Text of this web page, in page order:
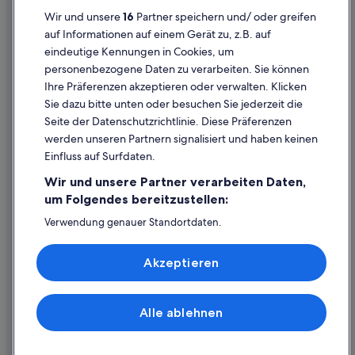
Lodges in Mettmach
Schlösser in Mettmach
Neuhofen im Innkreis Hotels
Lodges in Neuhofen im Innkreis
Motels in Neuhofen im Innkreis
Private Ferienhäuser in Neuhofen im Innkreis
Pramet Hotels
Hostels in Redleiten
Motels in Redleiten
Ferienwohnungen in Ried im Innkreis
B&B in Ried im Innkreis
Cottages in Ried im Innkreis
Rechtliche Hinweise/Kontakt
Inhaltsrichtlinien und Melden von Inhalten
Hilfe
Hilfe
Rückerstattungsprozess und Zeitrahmen
Buchen Sie einen Flug mit einer Gutschrift bei der Fluggesellschaft
Internationale Reisedokumente
© 2026 Expedia, Inc., ein Unternehmen der Expedia Group. Alle Rechte
vorbehalten. Expedia und das Expedia-Logo sind Handelsmarken oder
Wir und unsere16 Partner speichern und/ oder greifen
auf Informationen auf einem Gerät zu, z.B. auf
eindeutige Kennungen in Cookies, um
personenbezogene Daten zu verarbeiten. Sie können
Ihre Präferenzen akzeptieren oder verwalten. Klicken
Sie dazu bitte unten oder besuchen Sie jederzeit die
Seite der Datenschutzrichtlinie. Diese Präferenzen
werden unseren Partnern signalisiert und haben keinen
Einfluss auf Surfdaten.
Wir und unsere Partner verarbeiten Daten,
um Folgendes bereitzustellen:
Verwendung genauer Standortdaten.
Speichern von oder Zugriff auf Informationen auf einem
Endgerät. Personalisierte Werbung und Inhalte, Messung
von Werbeleistung und der Performance von Inhalten,
Liste der Partner (Lieferanten)
Alle ablehnen
Akzeptieren